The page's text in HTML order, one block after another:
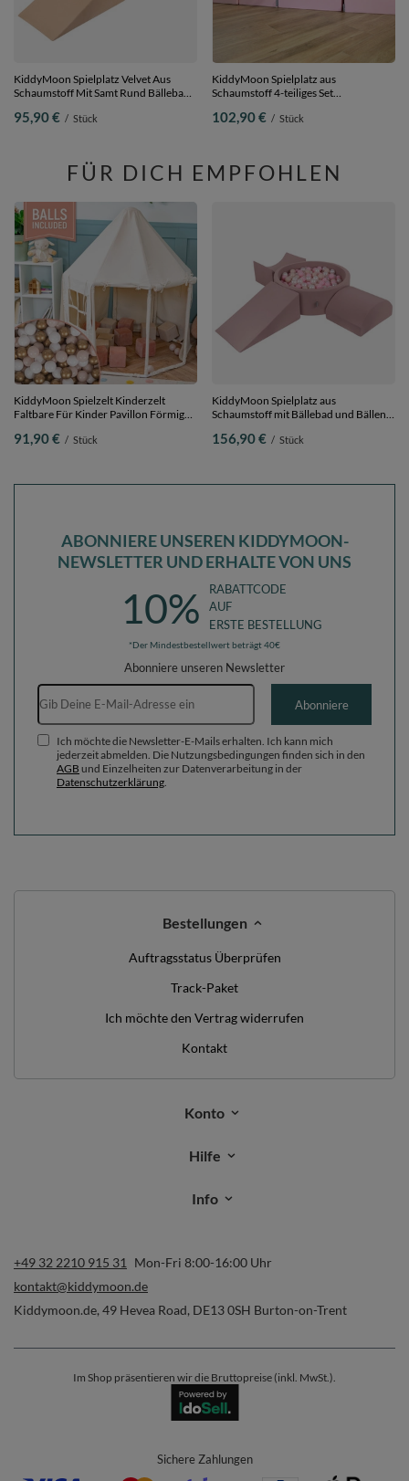
KiddyMoon Spielplatz Velvet Aus
Schaumstoff Mit Samt Rund Bällebad
Hindernisläufen, Hergestellt In Der
Bällebad (100 Bälle) + Zwickel
95,90 € / Stück
KiddyMoon Spielplatz aus
Schaumstoff 4-teiliges Set
102,90 € / Stück
FÜR DICH EMPFOHLEN
KiddyMoon Spielzelt Kinderzelt
Faltbare Für Kinder Pavillon Förmiges
Spielen Und Entspannen Geeignet Für
200 Bälle
91,90 € / Stück
KiddyMoon Spielplatz aus
Schaumstoff mit Bällebad und Bällen
erikafarben:pastellbeige/puderrosa/perle,
156,90 € / Stück
ABONNIERE UNSEREN KIDDYMOON-
NEWSLETTER UND ERHALTE VON UNS
10%
RABATTCODE
AUF
ERSTE BESTELLUNG
*Der Mindestbestellwert beträgt 40€
Abonniere unseren Newsletter
E-Mail-Adresse
Abonniere
Ich möchte die Newsletter-E-Mails erhalten. Ich kann mich
jederzeit abmelden. Die Nutzungsbedingungen finden sich in den
AGB und Einzelheiten zur Datenverarbeitung in der
Datenschutzerklärung
Bestellungen
Auftragsstatus Überprüfen
Track-Paket
Ich möchte den Vertrag widerrufen
Kontakt
Konto
Hilfe
Info
+49 32 2210 915 31
Mon-Fri 8:00-16:00 Uhr
kontakt@kiddymoon.de
Kiddymoon.de, 49 Hevea Road, DE13 0SH Burton-on-Trent
Im Shop präsentieren wir die Bruttopreise (inkl. MwSt.).
Sichere Zahlungen